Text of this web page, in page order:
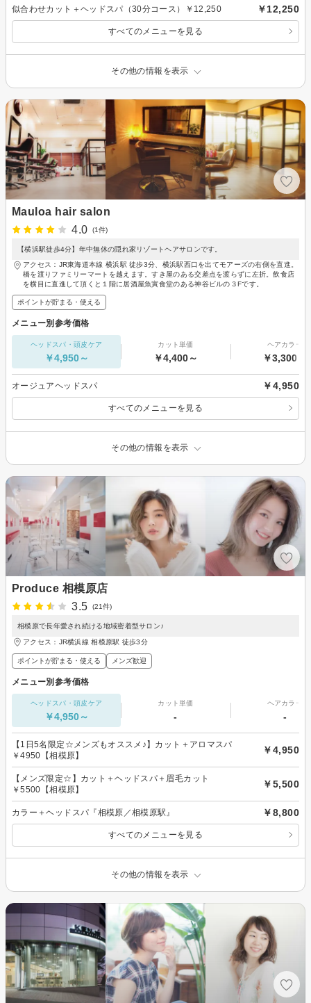
似合わせカット＋ヘッドスパ（30分コース）￥12,250 ￥12,250
すべてのメニューを見る
その他の情報を表示
Mauloa hair salon
4.0
(1件)
【横浜駅徒歩4分】年中無休の隠れ家リゾートヘアサロンです。
アクセス：JR東海道本線 横浜駅 徒歩3分、横浜駅西口を出てモアーズの右側を直進。
橋を渡りファミリーマートを越えます。すき屋のある交差点を渡らずに左折。飲食店
を横目に直進して頂くと１階に居酒屋魚寅食堂のある神谷ビルの３Fです。
ポイントが貯まる・使える
メニュー別参考価格
ヘッドスパ・頭皮ケア
￥4,950～
カット単価
￥4,400～
ヘアカラー
￥3,300～
オージュアヘッドスパ ￥4,950
すべてのメニューを見る
その他の情報を表示
Produce 相模原店
3.5
(21件)
相模原で長年愛され続ける地域密着型サロン♪
アクセス：JR横浜線 相模原駅 徒歩3分
ポイントが貯まる・使える メンズ歓迎
メニュー別参考価格
ヘッドスパ・頭皮ケア
￥4,950～
カット単価
-
ヘアカラー
-
【1日5名限定☆メンズもオススメ♪】カット＋アロマスパ
￥4950【相模原】
￥4,950
【メンズ限定☆】カット＋ヘッドスパ＋眉毛カット
￥5500【相模原】
￥5,500
カラー＋ヘッドスパ『相模原／相模原駅』 ￥8,800
すべてのメニューを見る
その他の情報を表示